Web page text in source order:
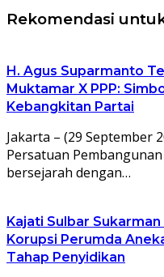
Rekomendasi
H. Agus Suparmanto
Muktamar X PPP:
Kebangkitan Partai
Jakarta – (29 September
Persatuan
bersejarah dengan…
Kajati Sulbar Sukarman
Korupsi Perumda
Tahap Penyidikan